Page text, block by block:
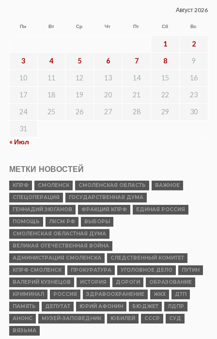
Август 2026
Пн Вт Ср Чт Пт Сб Вс
1 2
3 4 5 6 7 8 9
10 11 12 13 14 15 16
17 18 19 20 21 22 23
24 25 26 27 28 29 30
31
« Июл
МЕТКИ НОВОСТЕЙ
КПРФ СМОЛЕНСК СМОЛЕНСКАЯ ОБЛАСТЬ
ВАЖНОЕ
СПЕЦОПЕРАЦИЯ
ГОСУДАРСТВЕННАЯ ДУМА
ГЕННАДИЙ ЗЮГАНОВ
ФРАКЦИЯ КПРФ
ЕДИНАЯ РОССИЯ
ПОМОЩЬ
ЛКСМ РФ
ВЫБОРЫ
СМОЛЕНСКАЯ ОБЛАСТНАЯ ДУМА
ВЕЛИКАЯ ОТЕЧЕСТВЕННАЯ ВОЙНА
АДМИНИСТРАЦИЯ СМОЛЕНСКА
СЛЕДСТВЕННЫЙ КОМИТЕТ
КПРФ СМОЛЕНСК
ПРОКУРАТУРА УГОЛОВНОЕ ДЕЛО
ПУТИН
ВАЛЕРИЙ КУЗНЕЦОВ
ИСТОРИЯ ДОРОГИ
ОБРАЗОВАНИЕ
КРИМИНАЛ
РОССИЯ ЗДРАВООХРАНЕНИЕ ЖКХ
ДТП
ПАМЯТЬ
ДЕПУТАТ ЮРИЙ АФОНИН БЮДЖЕТ
ЛДПР
АНОНС
МУЗЕЙ-ЗАПОВЕДНИК ЮБИЛЕЙ СССР
СУД
ВЯЗЬМА